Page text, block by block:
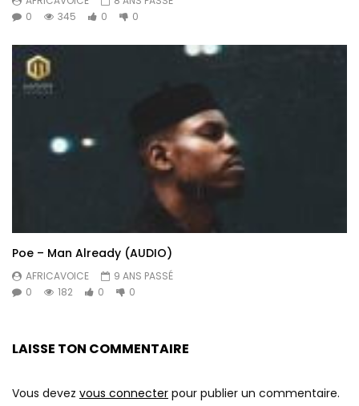
0
345 0 0
Poe – Man Already (AUDIO)
AFRICAVOICE
9 ANS PASSÉ
0
182 0 0
LAISSE TON COMMENTAIRE
Vous devez vous connecter pour publier un commentaire.